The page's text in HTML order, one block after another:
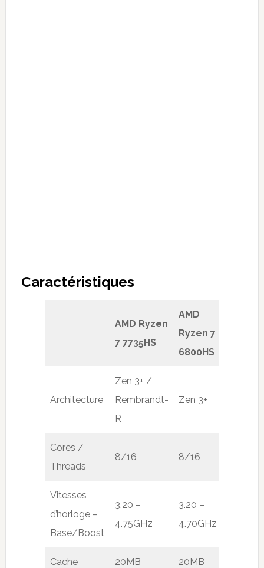
Caractéristiques
AMD Ryzen
7 7735HS
AMD
Ryzen 7
6800HS
Architecture
Zen 3+ /
Rembrandt-
R
Zen 3+
Cores /
Threads
8/16 8/16
Vitesses
d’horloge –
Base/Boost
3.20 –
4.75GHz
3.20 –
4.70GHz
Cache 20MB 20MB